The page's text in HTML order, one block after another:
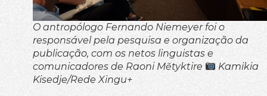
O antropólogo Fernando Niemeyer foi o
responsável pela pesquisa e organização da
publicação, com os netos linguistas e
comunicadores de Raoni Mẽtyktire
Kamikia
Kisedje/Rede Xingu+